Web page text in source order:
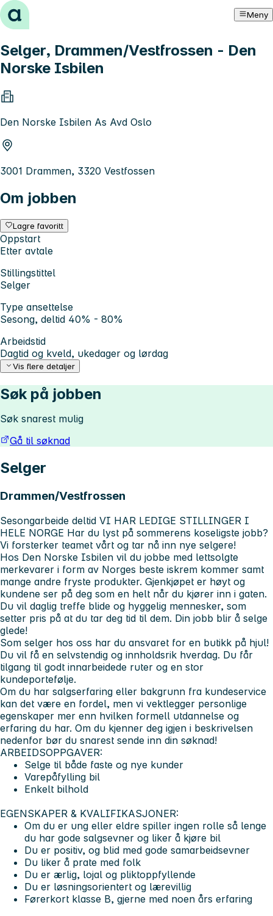
Hopp til innhold Meny
Selger, Drammen/Vestfrossen - Den
Norske Isbilen
Den Norske Isbilen As Avd Oslo
3001 Drammen, 3320 Vestfossen
Om jobben
Lagre favoritt
Oppstart
Etter avtale
Stillingstittel
Selger
Type ansettelse
Sesong, deltid 40% - 80%
Arbeidstid
Dagtid og kveld, ukedager og lørdag
Vis flere detaljer
Søk på jobben
Søk snarest mulig
Gå til søknad
Selger
Drammen/Vestfrossen
Sesongarbeide deltid VI HAR LEDIGE STILLINGER I
HELE NORGE Har du lyst på sommerens koseligste jobb?
Vi forsterker teamet vårt og tar nå inn nye selgere!
Hos Den Norske Isbilen vil du jobbe med lettsolgte
merkevarer i form av Norges beste iskrem kommer samt
mange andre fryste produkter. Gjenkjøpet er høyt og
kundene ser på deg som en helt når du kjører inn i gaten.
Du vil daglig treffe blide og hyggelig mennesker, som
setter pris på at du tar deg tid til dem. Din jobb blir å selge
glede!
Som selger hos oss har du ansvaret for en butikk på hjul!
Du vil få en selvstendig og innholdsrik hverdag. Du får
tilgang til godt innarbeidede ruter og en stor
kundeportefølje.
Om du har salgserfaring eller bakgrunn fra kundeservice
kan det være en fordel, men vi vektlegger personlige
egenskaper mer enn hvilken formell utdannelse og
erfaring du har. Om du kjenner deg igjen i beskrivelsen
nedenfor bør du snarest sende inn din søknad!
ARBEIDSOPPGAVER:
Selge til både faste og nye kunder
Varepåfylling bil
Enkelt bilhold
EGENSKAPER & KVALIFIKASJONER:
Om du er ung eller eldre spiller ingen rolle så lenge
du har gode salgsevner og liker å kjøre bil
Du er positiv, og blid med gode samarbeidsevner
Du liker å prate med folk
Du er ærlig, lojal og pliktoppfyllende
Du er løsningsorientert og lærevillig
Førerkort klasse B, gjerne med noen års erfaring